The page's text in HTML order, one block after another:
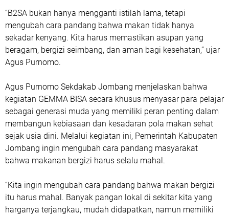
“B2SA bukan hanya mengganti istilah lama, tetapi
mengubah cara pandang bahwa makan tidak hanya
sekadar kenyang. Kita harus memastikan asupan yang
beragam, bergizi seimbang, dan aman bagi kesehatan,” ujar
Agus Purnomo.
Agus Purnomo Sekdakab Jombang menjelaskan bahwa
kegiatan GEMMA BISA secara khusus menyasar para pelajar
sebagai generasi muda yang memiliki peran penting dalam
membangun kebiasaan dan kesadaran pola makan sehat
sejak usia dini. Melalui kegiatan ini, Pemerintah Kabupaten
Jombang ingin mengubah cara pandang masyarakat
bahwa makanan bergizi harus selalu mahal.
“Kita ingin mengubah cara pandang bahwa makan bergizi
itu harus mahal. Banyak pangan lokal di sekitar kita yang
harganya terjangkau, mudah didapatkan, namun memiliki